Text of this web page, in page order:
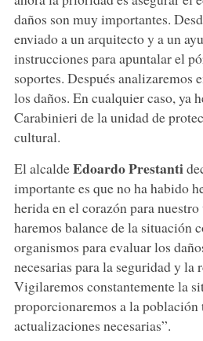
daños son muy importantes.
enviado a un arquitecto y a un
instrucciones para apuntalar el
soportes. Después analizaremos
los daños. En cualquier caso, ya
Carabinieri de la unidad de
cultural.
El alcaldeEdoardo Prestanti
importante es que no ha habido
herida en el corazón para
haremos balance de la situación
organismos para evaluar los
necesarias para la seguridad y la
Vigilaremos constantemente la
proporcionaremos a la población
actualizaciones necesarias”.